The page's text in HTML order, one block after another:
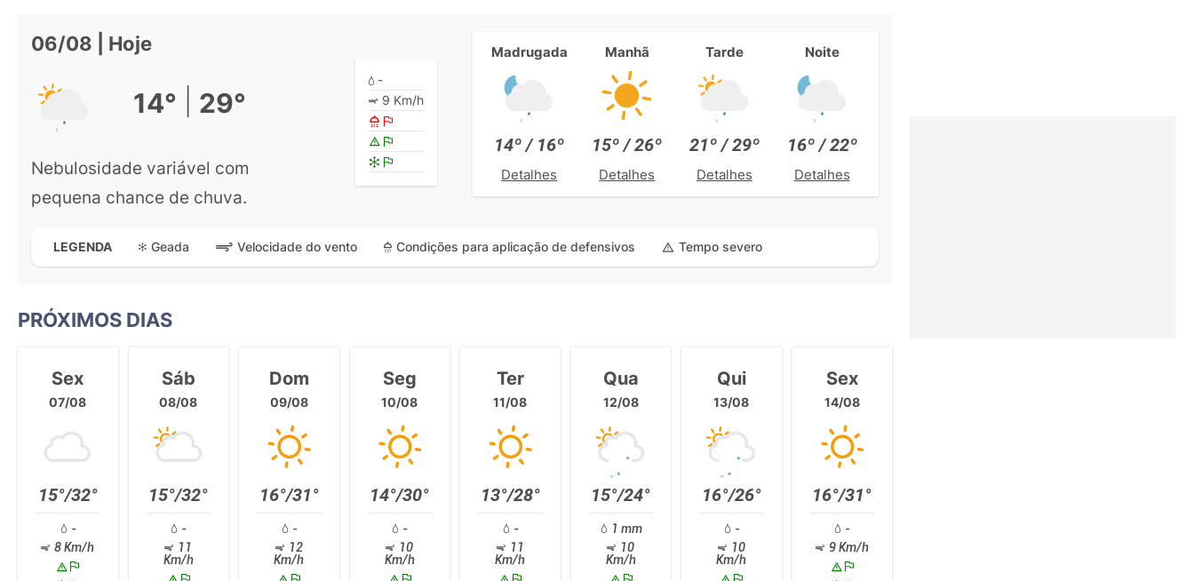
06/08 | Hoje
14° 29°
Nebulosidade variável com
pequena chance de chuva.
-
9 Km/h
Madrugada
14º / 16º
Detalhes
Manhã
15º / 26º
Detalhes
Tarde
21º / 29º
Detalhes
Noite
16º / 22º
Detalhes
LEGENDA Geada Velocidade do vento Condições para aplicação de defensivos Tempo severo
PRÓXIMOS DIAS
Sex
07/08
15°/32°
-
8 Km/h
Sáb
08/08
15°/32°
-
11
Km/h
Dom
09/08
16°/31°
-
12
Km/h
Seg
10/08
14°/30°
-
10
Km/h
Ter
11/08
13°/28°
-
11
Km/h
Qua
12/08
15°/24°
1 mm
10
Km/h
Qui
13/08
16°/26°
-
10
Km/h
Sex
14/08
16°/31°
-
9 Km/h